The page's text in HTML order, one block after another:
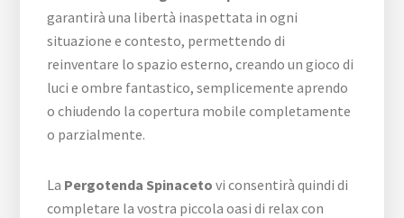
garantirà una libertà inaspettata in ogni
situazione e contesto, permettendo di
reinventare lo spazio esterno, creando un gioco di
luci e ombre fantastico, semplicemente aprendo
o chiudendo la copertura mobile completamente
o parzialmente.
La Pergotenda Spinaceto vi consentirà quindi di
completare la vostra piccola oasi di relax con